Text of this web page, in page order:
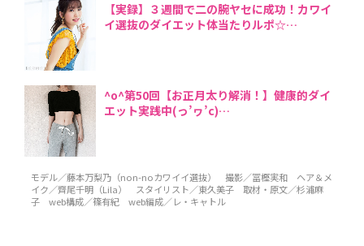
【実録】３週間で二の腕ヤセに成功！カワイ
イ選抜のダイエット体当たりルポ☆
^o^第50回【お正月太り解消！】健康的ダイ
エット実践中(っ’ヮ’c)
モデル／藤本万梨乃（non-noカワイイ選抜） 撮影／冨樫実和 ヘア＆メ
イク／齊尾千明（Lila） スタイリスト／東久美子 取材・原文／杉浦麻
子 web構成／篠有紀 web編成／レ・キャトル